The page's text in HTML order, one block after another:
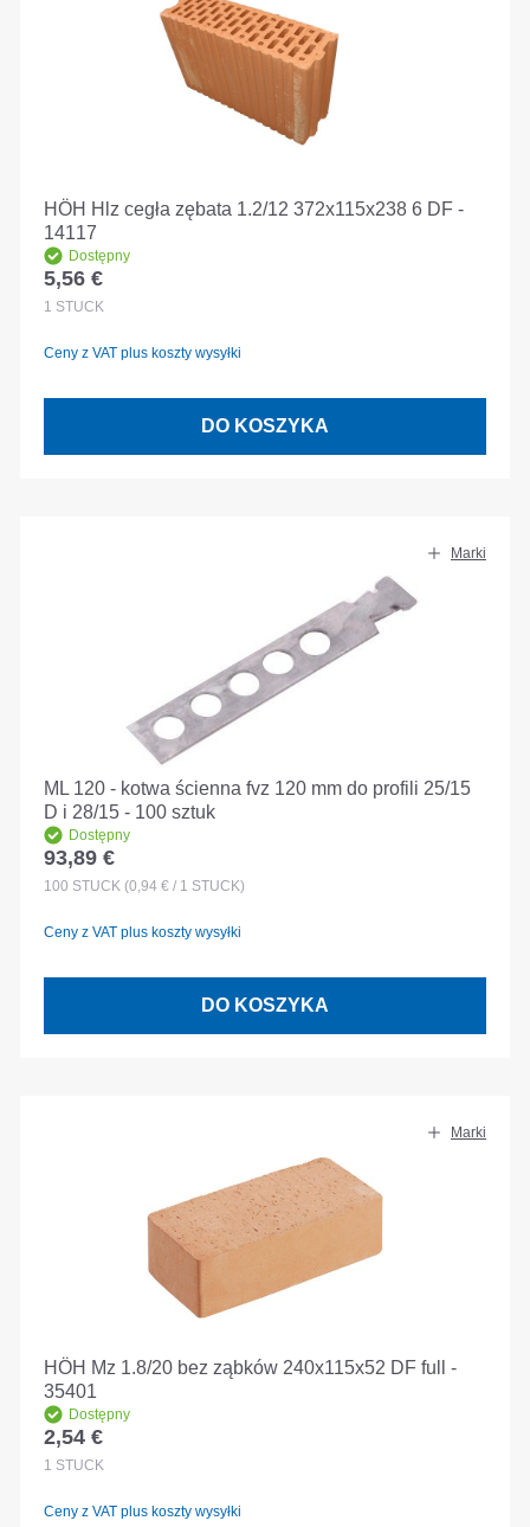
HÖH Hlz cegła zębata 1.2/12 372x115x238 6 DF -
14117
Dostępny
Cena regularna:
5,56 €
1 STÜCK
Ceny z VAT plus koszty wysyłki
DO KOSZYKA
Marki
ML 120 - kotwa ścienna fvz 120 mm do profili 25/15
D i 28/15 - 100 sztuk
Dostępny
Cena regularna:
93,89 €
100 STÜCK (0,94 € / 1 STÜCK)
Ceny z VAT plus koszty wysyłki
DO KOSZYKA
Marki
HÖH Mz 1.8/20 bez ząbków 240x115x52 DF full -
35401
Dostępny
Cena regularna:
2,54 €
1 STÜCK
Ceny z VAT plus koszty wysyłki